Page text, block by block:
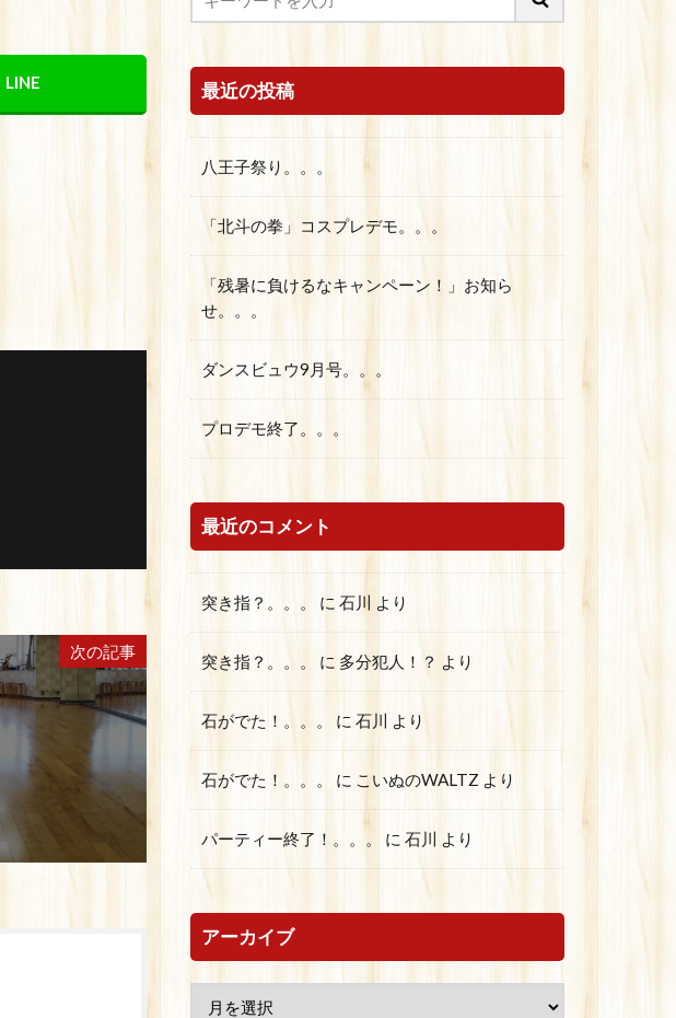
次の記事
最近の投稿
八王子祭り。。。
「北斗の拳」コスプレデモ。。。
「残暑に負けるなキャンペーン！」お知ら
せ。。。
ダンスビュウ9月号。。。
プロデモ終了。。。
最近のコメント
突き指？。。。 に 石川 より
突き指？。。。 に 多分犯人！？ より
石がでた！。。。 に 石川 より
石がでた！。。。 に こいぬのWALTZ より
パーティー終了！。。。 に 石川 より
アーカイブ